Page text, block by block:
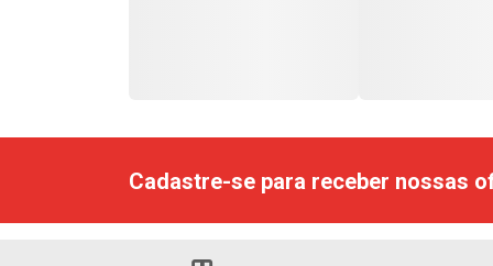
Cadastre-se para receber nossas